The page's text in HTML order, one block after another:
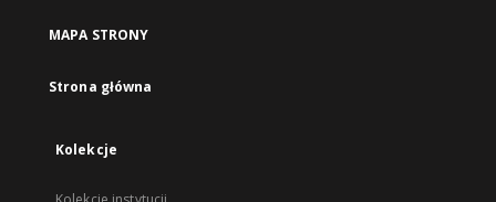
MAPA STRONY
Strona główna
Kolekcje